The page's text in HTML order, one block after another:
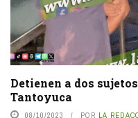
Detienen a dos
Tantoyuca
08/10/2023 POR LA